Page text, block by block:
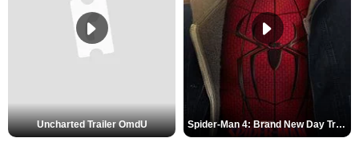
Uncharted Trailer OmdU Spider-Man 4: Brand New Day Trailer (3) DF